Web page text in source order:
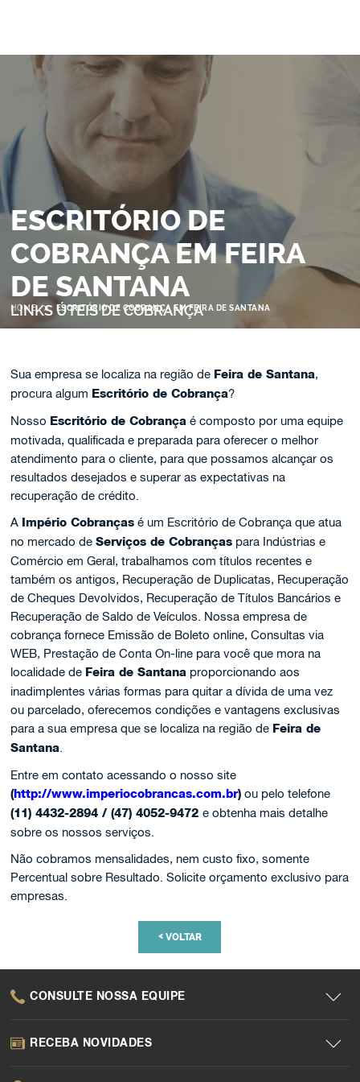
ESCRITÓRIO DE
COBRANÇA EM FEIRA
DE SANTANA
LINKS ÚTEIS DE COBRANÇA
HOME > ESCRITÓRIO DE COBRANÇA EM FEIRA DE SANTANA
Sua empresa se localiza na região de Feira de Santana,
procura algum Escritório de Cobrança?
Nosso Escritório de Cobrança é composto por uma equipe
motivada, qualificada e preparada para oferecer o melhor
atendimento para o cliente, para que possamos alcançar os
resultados desejados e superar as expectativas na
recuperação de crédito.
A Império Cobranças é um Escritório de Cobrança que atua
no mercado deServiços de Cobranças para Indústrias e
Comércio em Geral, trabalhamos com títulos recentes e
também os antigos, Recuperação de Duplicatas, Recuperação
de Cheques Devolvidos, Recuperação de Títulos Bancários e
Recuperação de Saldo de Veículos. Nossa empresa de
cobrança fornece Emissão de Boleto online, Consultas via
WEB, Prestação de Conta On-line para você que mora na
localidade de Feira de Santana proporcionando aos
inadimplentes várias formas para quitar a dívida de uma vez
ou parcelado, oferecemos condições e vantagens exclusivas
para a sua empresa que se localiza na região de Feira de
Santana.
Entre em contato acessando o nosso site
(http://www.imperiocobrancas.com.br) ou pelo telefone
(11) 4432-2894 / (47) 4052-9472e obtenha mais detalhe
sobre os nossos serviços.
Não cobramos mensalidades, nem custo fixo, somente
Percentual sobre Resultado. Solicite orçamento exclusivo para
empresas.
<VOLTAR
CONSULTE NOSSA EQUIPE
RECEBA NOVIDADES